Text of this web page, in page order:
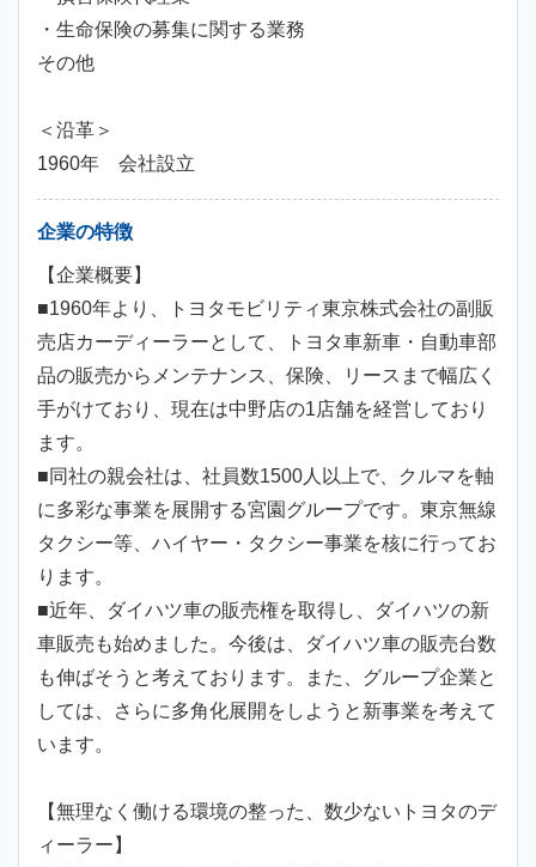
・生命保険の募集に関する業務
その他
＜沿革＞
1960年 会社設立
企業の特徴
【企業概要】
■1960年より、トヨタモビリティ東京株式会社の副販
売店カーディーラーとして、トヨタ車新車・自動車部
品の販売からメンテナンス、保険、リースまで幅広く
手がけており、現在は中野店の1店舗を経営しており
ます。
■同社の親会社は、社員数1500人以上で、クルマを軸
に多彩な事業を展開する宮園グループです。東京無線
タクシー等、ハイヤー・タクシー事業を核に行ってお
ります。
■近年、ダイハツ車の販売権を取得し、ダイハツの新
車販売も始めました。今後は、ダイハツ車の販売台数
も伸ばそうと考えております。また、グループ企業と
しては、さらに多角化展開をしようと新事業を考えて
います。
【無理なく働ける環境の整った、数少ないトヨタのデ
ィーラー】